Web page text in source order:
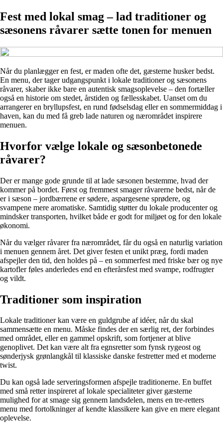
Fest med lokal smag – lad traditioner og
sæsonens råvarer sætte tonen for menuen
Når du planlægger en fest, er maden ofte det, gæsterne husker bedst.
En menu, der tager udgangspunkt i lokale traditioner og sæsonens
råvarer, skaber ikke bare en autentisk smagsoplevelse – den fortæller
også en historie om stedet, årstiden og fællesskabet. Uanset om du
arrangerer en bryllupsfest, en rund fødselsdag eller en sommermiddag i
haven, kan du med få greb lade naturen og nærområdet inspirere
menuen.
Hvorfor vælge lokale og sæsonbetonede
råvarer?
Der er mange gode grunde til at lade sæsonen bestemme, hvad der
kommer på bordet. Først og fremmest smager råvarerne bedst, når de
er i sæson – jordbærrene er sødere, aspargesene sprødere, og
svampene mere aromatiske. Samtidig støtter du lokale producenter og
mindsker transporten, hvilket både er godt for miljøet og for den lokale
økonomi.
Når du vælger råvarer fra nærområdet, får du også en naturlig variation
i menuen gennem året. Det giver festen et unikt præg, fordi maden
afspejler den tid, den holdes på – en sommerfest med friske bær og nye
kartofler føles anderledes end en efterårsfest med svampe, rodfrugter
og vildt.
Traditioner som inspiration
Lokale traditioner kan være en guldgrube af idéer, når du skal
sammensætte en menu. Måske findes der en særlig ret, der forbindes
med området, eller en gammel opskrift, som fortjener at blive
genoplivet. Det kan være alt fra egnsretter som fynsk rygeost og
sønderjysk grønlangkål til klassiske danske festretter med et moderne
twist.
Du kan også lade serveringsformen afspejle traditionerne. En buffet
med små retter inspireret af lokale specialiteter giver gæsterne
mulighed for at smage sig gennem landsdelen, mens en tre-retters
menu med fortolkninger af kendte klassikere kan give en mere elegant
oplevelse.